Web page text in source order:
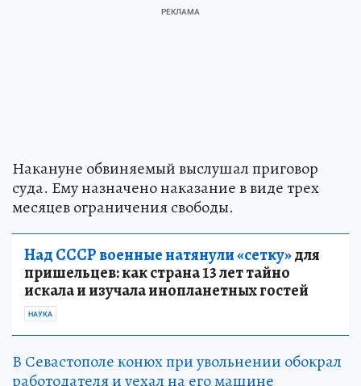
Накануне обвиняемый выслушал приговор
суда. Ему назначено наказание в виде трех
месяцев ограничения свободы.
Над СССР военные натянули «сетку»для
пришельцев: как страна 13 лет тайно
искала и изучала инопланетных гостей
НАУКА
В Севастополе конюх при увольнении обокрал
работодателя и уехал на его машине